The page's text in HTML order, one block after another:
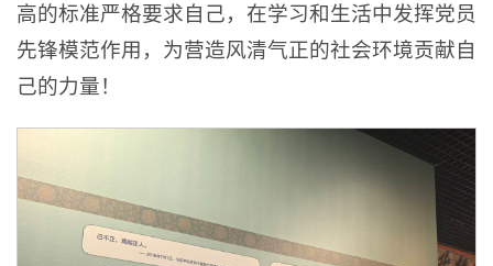
高的标准严格要求自己，在学习和生活中发挥党员
先锋模范作用，为营造风清气正的社会环境贡献自
己的力量！